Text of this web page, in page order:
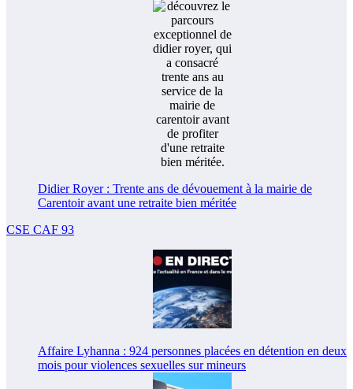
Didier Royer : Trente ans de dévouement à la mairie de
Carentoir avant une retraite bien méritée
CSE CAF 93
Affaire Lyhanna : 924 personnes placées en détention en deux
mois pour violences sexuelles sur mineurs